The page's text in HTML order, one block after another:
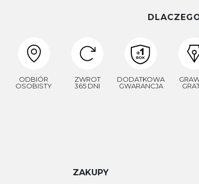
ODBIÓR
OSOBISTY
ZWROT
365 DNI
DODATKOWA
GWARANCJA
ZAKUPY